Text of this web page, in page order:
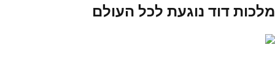
מלכות דוד נוגעת לכל העולם